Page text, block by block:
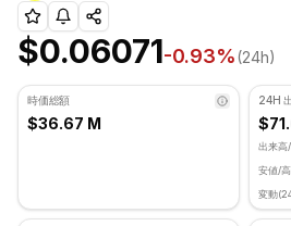
$0.06071-0.93%(24h)
時価総額
$36.67 M
24H
出来高
安値/
変動